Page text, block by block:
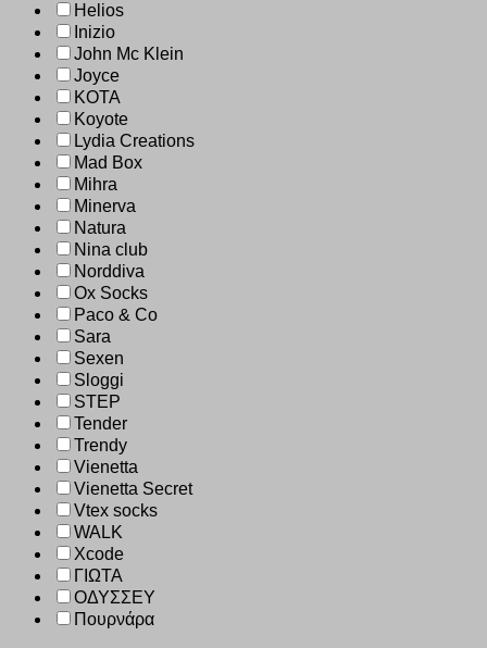
Helios
Inizio
John Mc Klein
Joyce
KOTA
Koyote
Lydia Creations
Mad Box
Mihra
Minerva
Natura
Nina club
Norddiva
Ox Socks
Paco & Co
Sara
Sexen
Sloggi
STEP
Tender
Trendy
Vienetta
Vienetta Secret
Vtex socks
WALK
Xcode
ΓΙΩΤΑ
ΟΔΥΣΣΕΥ
Πουρνάρα